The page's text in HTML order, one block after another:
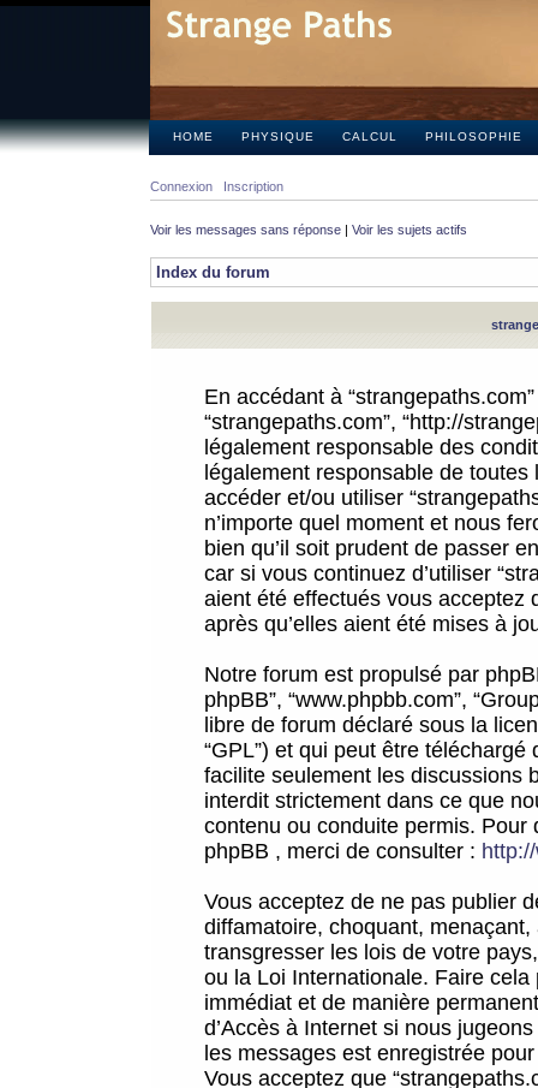
HOME PHYSIQUE CALCUL PHILOSOPHIE
Connexion Inscription
Voir les messages sans réponse | Voir les sujets actifs
Index du forum
En accédant à
“strangepaths.com”, “http://
légalement responsable des
légalement responsable de
accéder et/ou utiliser
n’importe quel moment et nous
bien qu’il soit prudent de passer
car si vous continuez d’utiliser
aient été effectués vous acceptez
après qu’elles aient été mises à
Notre forum est propulsé par
phpBB”, “www.phpbb.com”,
libre de forum déclaré sous la
“GPL”) et qui peut être téléchargé
facilite seulement les discussions
interdit strictement dans ce que
contenu ou conduite permis.
phpBB , merci de consulter :
Vous acceptez de ne pas publier
diffamatoire, choquant,
transgresser les lois de votre
ou la Loi Internationale. Faire
immédiat et de manière
d’Accès à Internet si nous
les messages est enregistrée
Vous acceptez que